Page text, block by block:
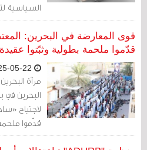
السياسية
البحرين”،
الطائفي ضد
تصفية هوية
قوى المعارضة في البحرين:
قدّموا ملحمة بطولية وثبّتوا
مرآة
البحرين في
لاجتياح
قدّموا
البحرين